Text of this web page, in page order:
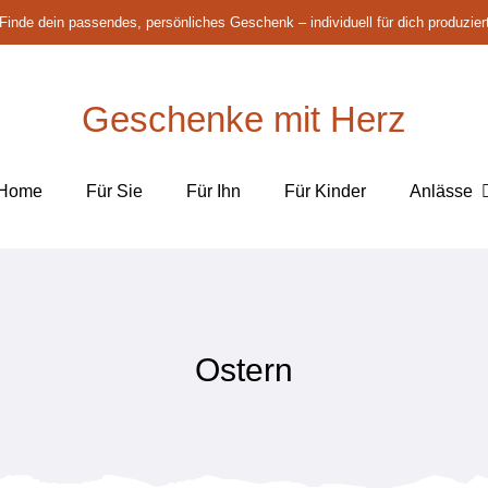
Finde dein passendes, persönliches Geschenk – individuell für dich
Geschenke mit Herz
Für Sie Für Ihn Für Kinder Anlässe
Ostern